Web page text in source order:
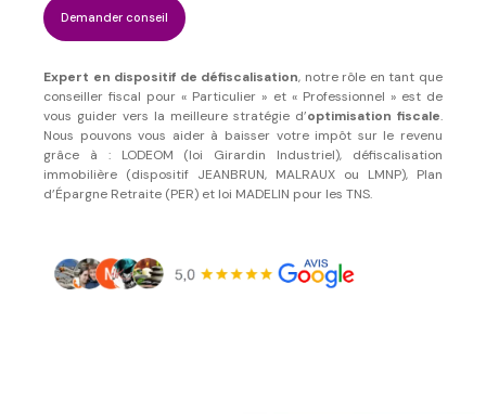
Demander conseil
Expert en dispositif de défiscalisation, notre rôle en tant que
conseiller fiscal pour « Particulier » et « Professionnel » est de
vous guider vers la meilleure stratégie d’optimisation fiscale.
Nous pouvons vous aider à baisser votre impôt sur le revenu
grâce à : LODEOM (loi Girardin Industriel), défiscalisation
immobilière (dispositif JEANBRUN, MALRAUX ou LMNP), Plan
d’Épargne Retraite (PER) et loi MADELIN pour les TNS.